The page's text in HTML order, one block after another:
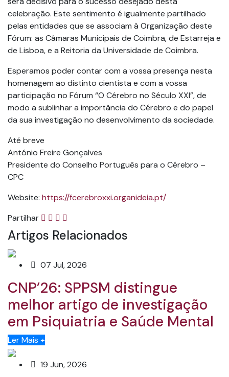
celebração. Este sentimento é igualmente partilhado
pelas entidades que se associam à Organização deste
Fórum: as Câmaras Municipais de Coimbra, de Estarreja e
de Lisboa, e a Reitoria da Universidade de Coimbra.
Esperamos poder contar com a vossa presença nesta
homenagem ao distinto cientista e com a vossa
participação no Fórum “O Cérebro no Século XXI”, de
modo a sublinhar a importância do Cérebro e do papel
da sua investigação no desenvolvimento da sociedade.
Até breve
António Freire Gonçalves
Presidente do Conselho Português para o Cérebro –
CPC
Website: https://fcerebroxxi.organideia.pt/
Partilhar
Artigos Relacionados
07 Jul, 2026
CNP’26: SPPSM distingue
melhor artigo de investigação
em Psiquiatria e Saúde Mental
Ler Mais +
19 Jun, 2026